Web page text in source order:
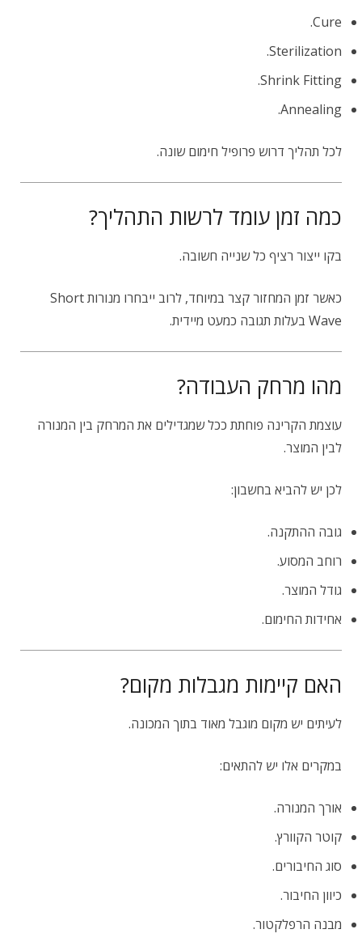
Cure.
Sterilization.
Shrink Fitting.
Annealing.
לכל תהליך דרוש פרופיל חימום שונה.
כמה זמן עומד לרשות התהליך?
בקו ייצור רציף כל שנייה חשובה.
כאשר זמן המחזור קצר במיוחד, לרוב ייבחרו מנורות Short
Wave בעלות תגובה כמעט מיידית.
מהו מרחק העבודה?
עוצמת הקרינה פוחתת ככל שמגדילים את המרחק בין המנורה
לבין המוצר.
לכן יש להביא בחשבון:
גובה ההתקנה.
רוחב המסוע.
גודל המוצר.
אחידות החימום.
האם קיימות מגבלות מקום?
לעיתים יש מקום מוגבל מאוד בתוך המכונה.
במקרים אלו יש להתאים:
אורך המנורה.
קוטר הקוורץ.
סוג החיבורים.
כיוון החיבור.
מבנה הרפלקטור.